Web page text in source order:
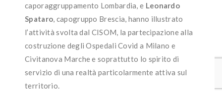
caporaggruppamento Lombardia, e Leonardo
Spataro, capogruppo Brescia, hanno illustrato
l’attività svolta dal CISOM, la partecipazione alla
costruzione degli Ospedali Covid a Milano e
Civitanova Marche e soprattutto lo spirito di
servizio di una realtà particolarmente attiva sul
territorio.